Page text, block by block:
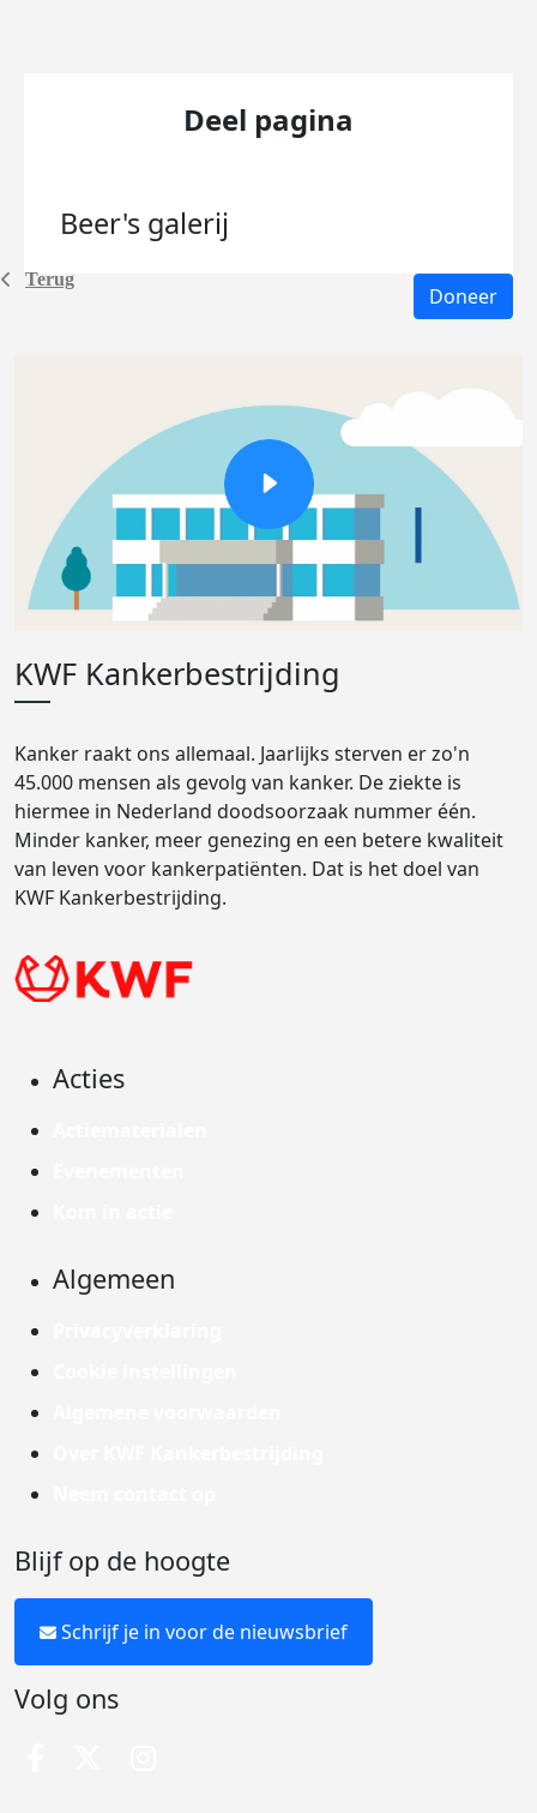
Terug
Deel pagina
Beer's galerij
Doneer
KWF Kankerbestrijding
Kanker raakt ons allemaal. Jaarlijks sterven er zo'n
45.000 mensen als gevolg van kanker. De ziekte is
hiermee in Nederland doodsoorzaak nummer één.
Minder kanker, meer genezing en een betere kwaliteit
van leven voor kankerpatiënten. Dat is het doel van
KWF Kankerbestrijding.
Acties
Algemeen
Blijf op de hoogte
Schrijf je in voor de nieuwsbrief
Volg ons